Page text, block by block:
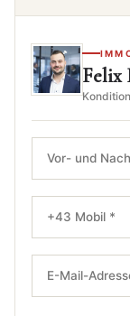
Felix